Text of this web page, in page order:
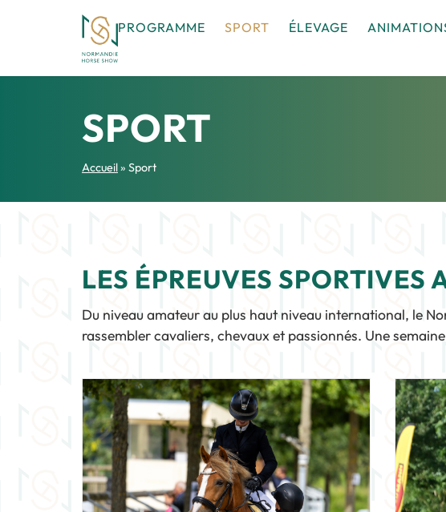
PROGRAMME SPORT ÉLEVAGE
SPORT
Accueil» Sport
LES ÉPREUVES SPORTIVES
Du niveau amateur au plus haut niveau international, le
rassembler cavaliers, chevaux et passionnés. Une